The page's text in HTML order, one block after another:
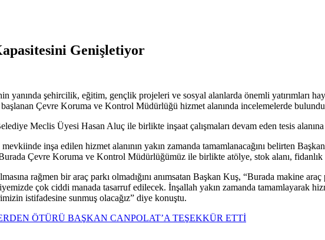
Genişletiyor
yanında şehircilik, eğitim, gençlik projeleri ve sosyal alanlarda önemli yatırımları
Çevre Koruma ve Kontrol Müdürlüğü hizmet alanında incelemelerde
Meclis Üyesi Hasan Aluç ile birlikte inşaat çalışmaları devam eden tesis
inşa edilen hizmet alanının yakın zamanda tamamlanacağını belirten
Burada Çevre Koruma ve Kontrol Müdürlüğümüz ile birlikte atölye, stok alanı,
rağmen bir araç parkı olmadığını anımsatan Başkan Kuş, “Burada makine araç
çok ciddi manada tasarruf edilecek. İnşallah yakın zamanda tamamlayarak
istifadesine sunmuş olacağız” diye konuştu.
ÖTÜRÜ BAŞKAN CANPOLAT’A TEŞEKKÜR ETTİ